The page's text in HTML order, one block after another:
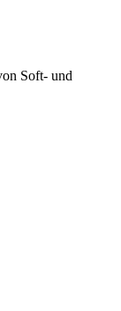
Soft- und